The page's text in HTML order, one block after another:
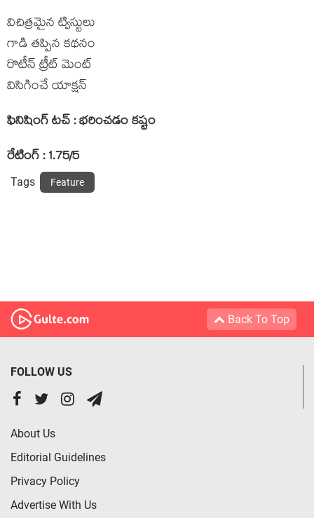
విచిత్రమైన ట్విస్టులు
గాడి తప్పిన కథనం
రొటీన్ ట్రీట్ మెంట్
విసిగించే యాక్షన్
ఫినిషింగ్ టచ్ : భరించడం కష్టం
రేటింగ్ : 1.75/5
Tags Feature
Back To Top
FOLLOW US
About Us
Editorial Guidelines
Privacy Policy
Advertise With Us